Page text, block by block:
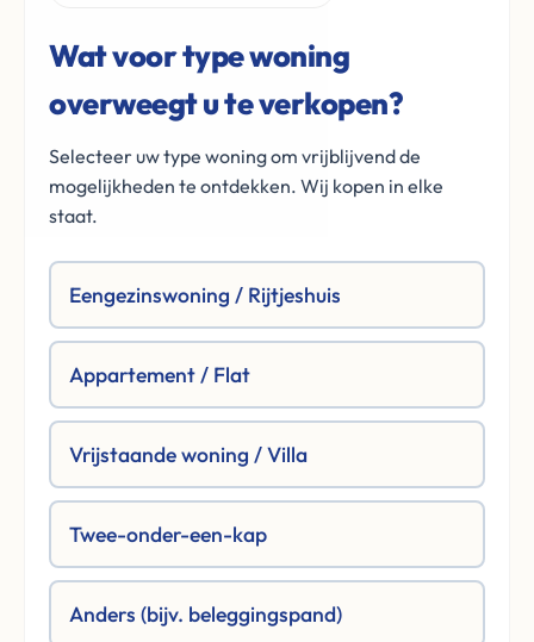
Wat voor type woning
overweegt u te verkopen?
Selecteer uw type woning om vrijblijvend de
mogelijkheden te ontdekken. Wij kopen in elke
staat.
Eengezinswoning / Rijtjeshuis
Appartement / Flat
Vrijstaande woning / Villa
Twee-onder-een-kap
Anders (bijv. beleggingspand)